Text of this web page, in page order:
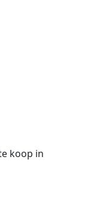
koop in